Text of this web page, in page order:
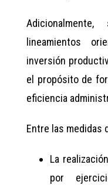
lineamientos
inversión
el propósito de
eficiencia
Entre las medidas
La
por